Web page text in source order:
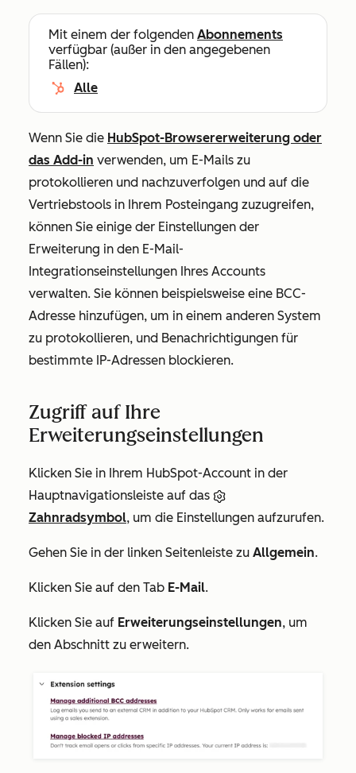
Mit einem der folgenden Abonnements
verfügbar (außer in den angegebenen
Fällen):
Alle
Wenn Sie die HubSpot-Browsererweiterung oder
das Add-in verwenden, um E-Mails zu
protokollieren und nachzuverfolgen und auf die
Vertriebstools in Ihrem Posteingang zuzugreifen,
können Sie einige der Einstellungen der
Erweiterung in den E-Mail-
Integrationseinstellungen Ihres Accounts
verwalten. Sie können beispielsweise eine BCC-
Adresse hinzufügen, um in einem anderen System
zu protokollieren, und Benachrichtigungen für
bestimmte IP-Adressen blockieren.
Zugriff auf Ihre
Erweiterungseinstellungen
Klicken Sie in Ihrem HubSpot-Account in der
Hauptnavigationsleiste auf das
Zahnradsymbol, um die Einstellungen aufzurufen.
Gehen Sie in der linken Seitenleiste zu Allgemein.
Klicken Sie auf den Tab E-Mail.
Klicken Sie auf Erweiterungseinstellungen, um
den Abschnitt zu erweitern.